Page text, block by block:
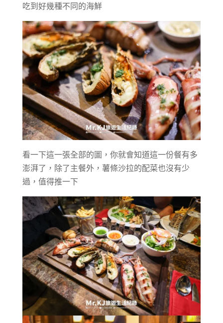
吃到好幾種不同的海鮮
看一下這一張全部的圖，你就會知道這一份餐有多
澎湃了，除了主餐外，薯條沙拉的配菜也沒有少
過，值得推一下